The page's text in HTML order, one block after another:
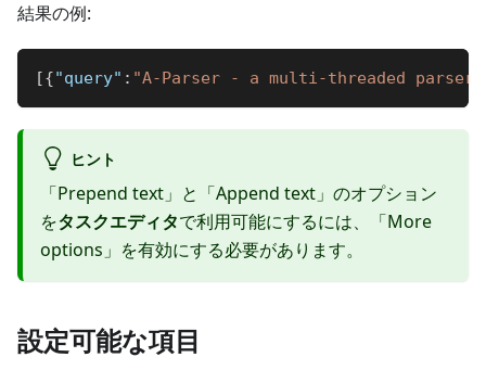
結果の例:
[{"query" : "A-Parser - a multi-threaded
ヒント
「Prepend text」と「Append text」のオプション
をタスクエディタで利用可能にするには、「More
options」を有効にする必要があります。
設定可能な項目